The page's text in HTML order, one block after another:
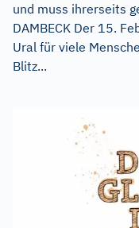
und muss ihrerseits
DAMBECK Der 15.
Ural für viele
Blitz...